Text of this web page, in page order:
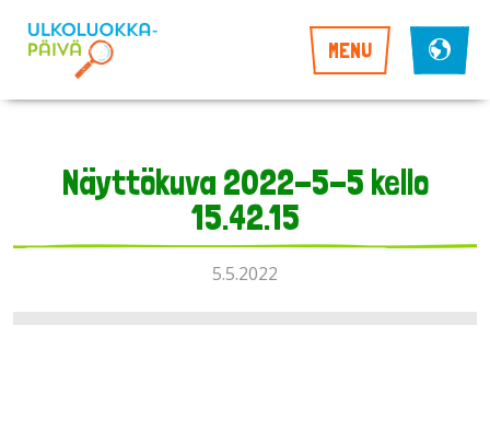
MENU
Näyttökuva 2022-5-5 kello
15.42.15
5.5.2022